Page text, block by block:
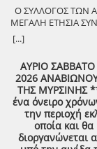
Ο ΣΥΛΛΟΓΟΣ ΤΩΝ
ΜΕΓΑΛΗ ΕΤΗΣΙΑ
ΑΘΑΝΑΤΟ! Μεγάλη η
τον επαναστάτη
κανόνια του
ΣΥΝΑΠΑΝΤΗΜΑ
αρχείο) Ο
εκδήλωση που θα
συνδιοργάνωση με
ημέρα Πέμπτη και
«Άυλη
[...]
ΑΥΡΙΟ
2026
ΤΗΣ ΜΥΡΣΙΝΗΣ
ένα όνειρο
την περιοχή
οποία και
διοργανώνεται